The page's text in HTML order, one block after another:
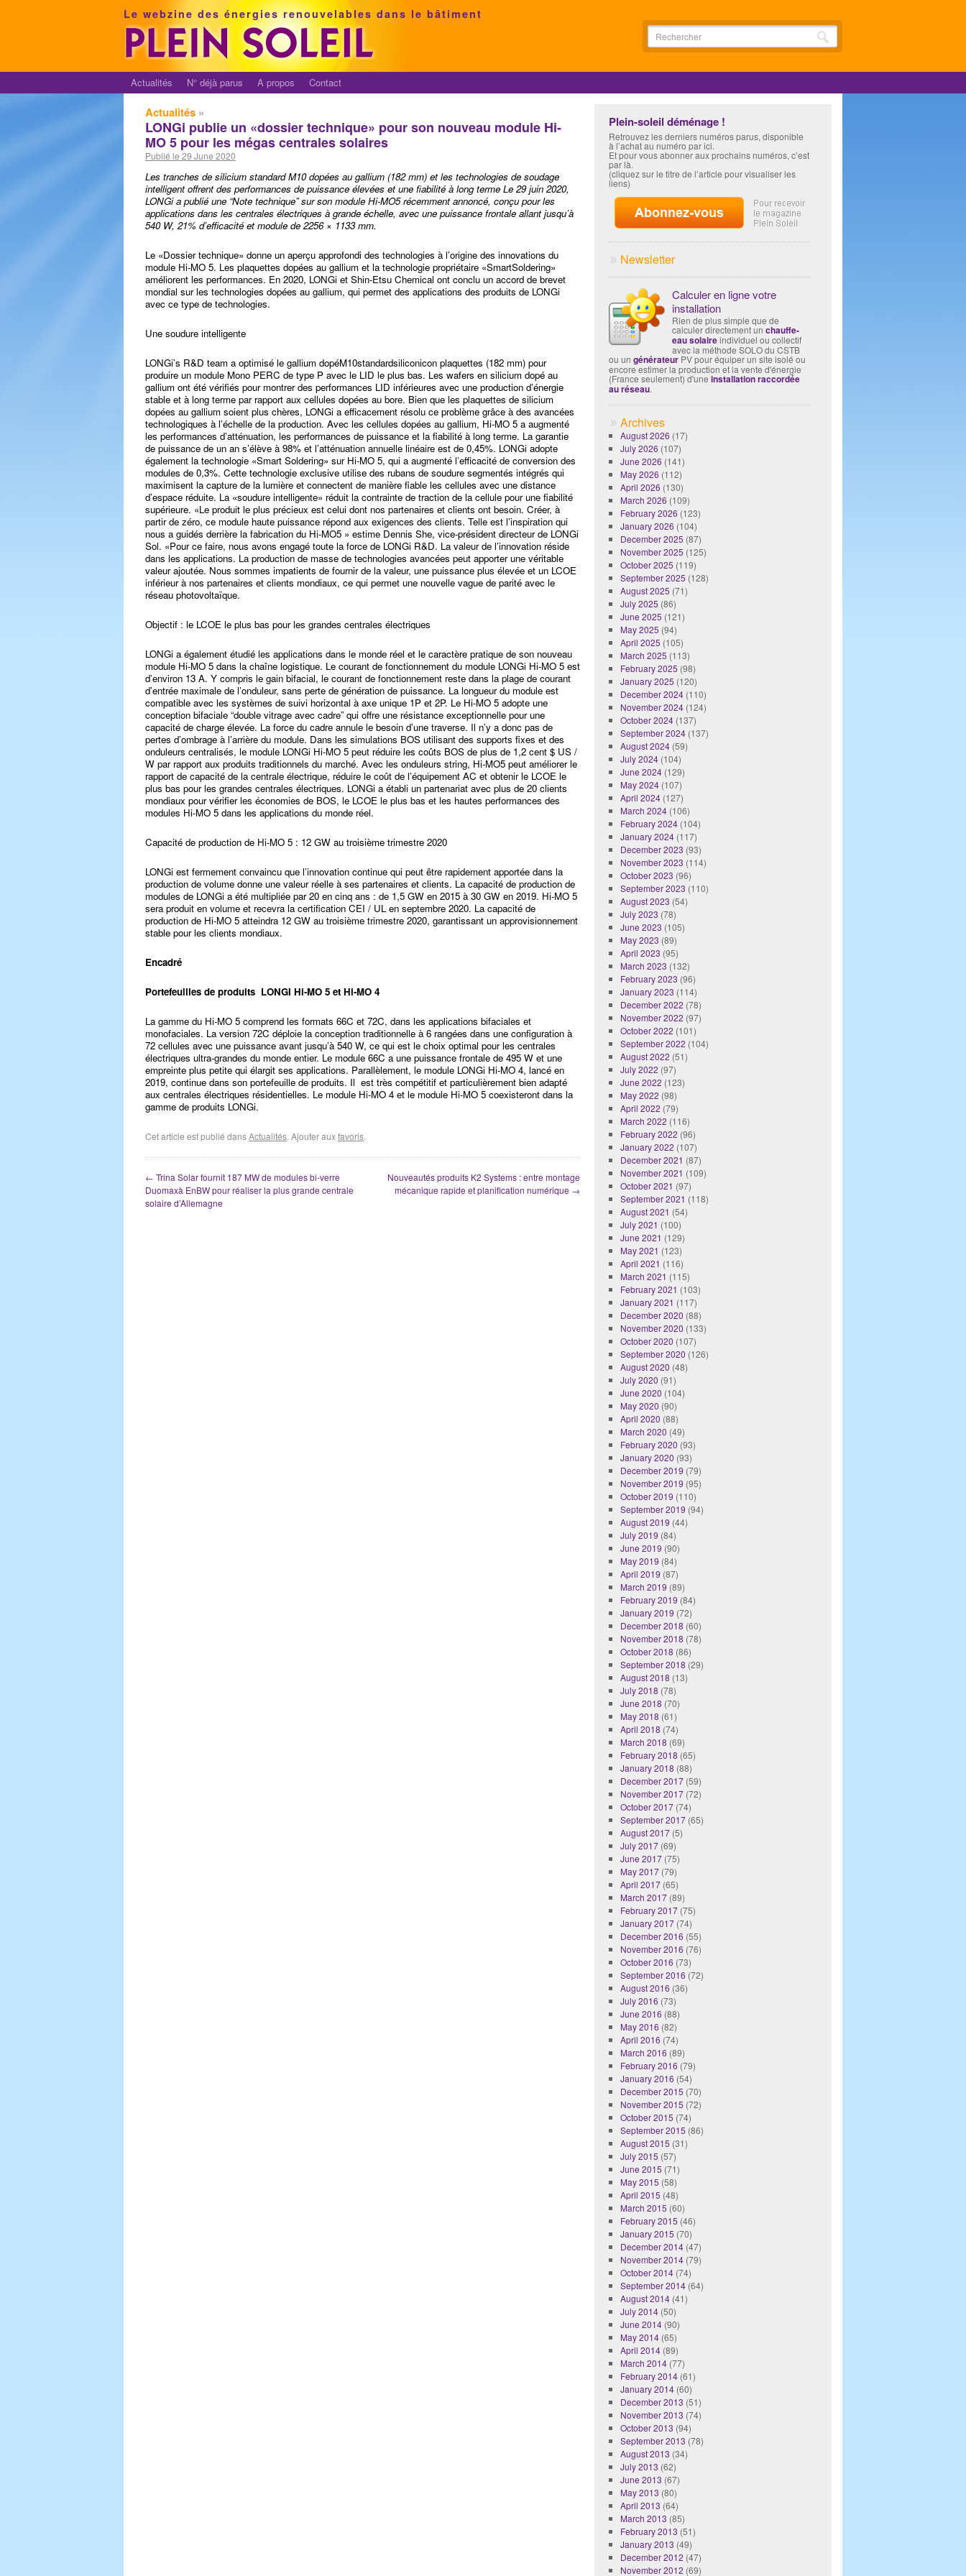
Le webzine des énergies renouvelables dans le bâtiment
Actualités N° déjà parus A propos Contact
Actualités »
LONGi publie un «dossier technique» pour son nouveau module Hi-
MO 5 pour les mégas centrales solaires
Publié le 29 June 2020
Les tranches de silicium standard M10 dopées au gallium (182 mm) et les technologies de soudage
intelligent offrent des performances de puissance élevées et une fiabilité à long terme Le 29 juin 2020,
LONGi a publié une “Note technique” sur son module Hi-MO5 récemment annoncé, conçu pour les
applications dans les centrales électriques à grande échelle, avec une puissance frontale allant jusqu’à
540 W, 21% d’efficacité et module de 2256 × 1133 mm.
Le «Dossier technique» donne un aperçu approfondi des technologies à l’origine des innovations du
module Hi-MO 5. Les plaquettes dopées au gallium et la technologie propriétaire «SmartSoldering»
améliorent les performances. En 2020, LONGi et Shin-Etsu Chemical ont conclu un accord de brevet
mondial sur les technologies dopées au gallium, qui permet des applications des produits de LONGi
avec ce type de technologies.
Une soudure intelligente
LONGi’s R&D team a optimisé le gallium dopéM10standardsiliconicon plaquettes (182 mm) pour
produire un module Mono PERC de type P avec le LID le plus bas. Les wafers en silicium dopé au
gallium ont été vérifiés pour montrer des performances LID inférieures avec une production d’énergie
stable et à long terme par rapport aux cellules dopées au bore. Bien que les plaquettes de silicium
dopées au gallium soient plus chères, LONGi a efficacement résolu ce problème grâce à des avancées
technologiques à l’échelle de la production. Avec les cellules dopées au gallium, Hi-MO 5 a augmenté
les performances d’atténuation, les performances de puissance et la fiabilité à long terme. La garantie
de puissance de un an s’élève à 98% et l’atténuation annuelle linéaire est de 0,45%. LONGi adopte
également la technologie «Smart Soldering» sur Hi-MO 5, qui a augmenté l’efficacité de conversion des
modules de 0,3%. Cette technologie exclusive utilise des rubans de soudure segmentés intégrés qui
maximisent la capture de la lumière et connectent de manière fiable les cellules avec une distance
d’espace réduite. La «soudure intelligente» réduit la contrainte de traction de la cellule pour une fiabilité
supérieure. «Le produit le plus précieux est celui dont nos partenaires et clients ont besoin. Créer, à
partir de zéro, ce module haute puissance répond aux exigences des clients. Telle est l’inspiration qui
nous a guidés derrière la fabrication du Hi-MO5 » estime Dennis She, vice-président directeur de LONGi
Sol. «Pour ce faire, nous avons engagé toute la force de LONGi R&D. La valeur de l’innovation réside
dans les applications. La production de masse de technologies avancées peut apporter une véritable
valeur ajoutée. Nous sommes impatients de fournir de la valeur, une puissance plus élevée et un LCOE
inférieur à nos partenaires et clients mondiaux, ce qui permet une nouvelle vague de parité avec le
réseau photovoltaïque.
Objectif : le LCOE le plus bas pour les grandes centrales électriques
LONGi a également étudié les applications dans le monde réel et le caractère pratique de son nouveau
module Hi-MO 5 dans la chaîne logistique. Le courant de fonctionnement du module LONGi Hi-MO 5 est
d’environ 13 A. Y compris le gain bifacial, le courant de fonctionnement reste dans la plage de courant
d’entrée maximale de l’onduleur, sans perte de génération de puissance. La longueur du module est
compatible avec les systèmes de suivi horizontal à axe unique 1P et 2P. Le Hi-MO 5 adopte une
conception bifaciale “double vitrage avec cadre” qui offre une résistance exceptionnelle pour une
capacité de charge élevée. La force du cadre annule le besoin d’une traverse. Il n’y a donc pas de
pertes d’ombrage à l’arrière du module. Dans les simulations BOS utilisant des supports fixes et des
onduleurs centralisés, le module LONGi Hi-MO 5 peut réduire les coûts BOS de plus de 1,2 cent $ US /
W par rapport aux produits traditionnels du marché. Avec les onduleurs string, Hi-MO5 peut améliorer le
rapport de capacité de la centrale électrique, réduire le coût de l’équipement AC et obtenir le LCOE le
plus bas pour les grandes centrales électriques. LONGi a établi un partenariat avec plus de 20 clients
mondiaux pour vérifier les économies de BOS, le LCOE le plus bas et les hautes performances des
modules Hi-MO 5 dans les applications du monde réel.
Capacité de production de Hi-MO 5 : 12 GW au troisième trimestre 2020
LONGi est fermement convaincu que l’innovation continue qui peut être rapidement apportée dans la
production de volume donne une valeur réelle à ses partenaires et clients. La capacité de production de
modules de LONGi a été multipliée par 20 en cinq ans : de 1,5 GW en 2015 à 30 GW en 2019. Hi-MO 5
sera produit en volume et recevra la certification CEI / UL en septembre 2020. La capacité de
production de Hi-MO 5 atteindra 12 GW au troisième trimestre 2020, garantissant un approvisionnement
stable pour les clients mondiaux.
Encadré
Portefeuilles de produits LONGI Hi-MO 5 et Hi-MO 4
La gamme du Hi-MO 5 comprend les formats 66C et 72C, dans les applications bifaciales et
monofaciales. La version 72C déploie la conception traditionnelle à 6 rangées dans une configuration à
72 cellules avec une puissance avant jusqu’à 540 W, ce qui est le choix optimal pour les centrales
électriques ultra-grandes du monde entier. Le module 66C a une puissance frontale de 495 W et une
empreinte plus petite qui élargit ses applications. Parallèlement, le module LONGi Hi-MO 4, lancé en
2019, continue dans son portefeuille de produits. Il est très compétitif et particulièrement bien adapté
aux centrales électriques résidentielles. Le module Hi-MO 4 et le module Hi-MO 5 coexisteront dans la
gamme de produits LONGi.
Cet article est publié dansActualités. Ajouter auxfavoris.
← Trina Solar fournit 187 MW de modules bi-verre
Duomaxà EnBW pour réaliser la plus grande centrale
solaire d’Allemagne
Nouveautés produits K2 Systems : entre montage
mécanique rapide et planification numérique →
Plein-soleil déménage !
Retrouvez les derniers numéros parus, disponible
à l’achat au numéro par ici.
Et pour vous abonner aux prochains numéros, c’est
par là.
(cliquez sur le titre de l’article pour visualiser les
liens)
Newsletter
Calculer en ligne votre
installation
Rien de plus simple que de
calculer directement un chauffe-
eau solaireindividuel ou collectif
avec la méthode SOLO du CSTB
ou un générateur PV pour équiper un site isolé ou
encore estimer la production et la vente d'énergie
(France seulement) d'une installation raccordée
au réseau.
Archives
August 2026 (17)
July 2026 (107)
June 2026 (141)
May 2026 (112)
April 2026 (130)
March 2026 (109)
February 2026 (123)
January 2026 (104)
December 2025 (87)
November 2025 (125)
October 2025 (119)
September 2025 (128)
August 2025 (71)
July 2025 (86)
June 2025 (121)
May 2025 (94)
April 2025 (105)
March 2025 (113)
February 2025 (98)
January 2025 (120)
December 2024(110)
November 2024(124)
October 2024(137)
September 2024(137)
August 2024(59)
July 2024(104)
June 2024(129)
May 2024(107)
April 2024(127)
March 2024(106)
February 2024(104)
January 2024(117)
December 2023 (93)
November 2023 (114)
October 2023 (96)
September 2023 (110)
August 2023 (54)
July 2023 (78)
June 2023 (105)
May 2023 (89)
April 2023 (95)
March 2023 (132)
February 2023 (96)
January 2023 (114)
December 2022 (78)
November 2022 (97)
October 2022 (101)
September 2022 (104)
August 2022 (51)
July 2022 (97)
June 2022 (123)
May 2022 (98)
April 2022 (79)
March 2022 (116)
February 2022 (96)
January 2022 (107)
December 2021 (87)
November 2021 (109)
October 2021 (97)
September 2021 (118)
August 2021 (54)
July 2021 (100)
June 2021 (129)
May 2021 (123)
April 2021 (116)
March 2021 (115)
February 2021 (103)
January 2021 (117)
December 2020 (88)
November 2020 (133)
October 2020 (107)
September 2020 (126)
August 2020 (48)
July 2020 (91)
June 2020 (104)
May 2020 (90)
April 2020 (88)
March 2020 (49)
February 2020 (93)
January 2020 (93)
December 2019 (79)
November 2019 (95)
October 2019 (110)
September 2019 (94)
August 2019 (44)
July 2019 (84)
June 2019 (90)
May 2019 (84)
April 2019 (87)
March 2019 (89)
February 2019 (84)
January 2019 (72)
December 2018 (60)
November 2018 (78)
October 2018 (86)
September 2018 (29)
August 2018 (13)
July 2018 (78)
June 2018 (70)
May 2018 (61)
April 2018 (74)
March 2018 (69)
February 2018 (65)
January 2018 (88)
December 2017(59)
November 2017(72)
October 2017(74)
September 2017(65)
August 2017(5)
July 2017(69)
June 2017(75)
May 2017(79)
April 2017(65)
March 2017(89)
February 2017(75)
January 2017(74)
December 2016 (55)
November 2016 (76)
October 2016 (73)
September 2016 (72)
August 2016 (36)
July 2016 (73)
June 2016 (88)
May 2016 (82)
April 2016 (74)
March 2016 (89)
February 2016 (79)
January 2016 (54)
December 2015 (70)
November 2015 (72)
October 2015 (74)
September 2015 (86)
August 2015 (31)
July 2015 (57)
June 2015 (71)
May 2015 (58)
April 2015 (48)
March 2015 (60)
February 2015 (46)
January 2015 (70)
December 2014(47)
November 2014(79)
October 2014(74)
September 2014(64)
August 2014(41)
July 2014(50)
June 2014(90)
May 2014(65)
April 2014(89)
March 2014(77)
February 2014(61)
January 2014(60)
December 2013 (51)
November 2013 (74)
October 2013 (94)
September 2013 (78)
August 2013 (34)
July 2013 (62)
June 2013 (67)
May 2013 (80)
April 2013 (64)
March 2013 (85)
February 2013 (51)
January 2013 (49)
December 2012 (47)
November 2012 (69)